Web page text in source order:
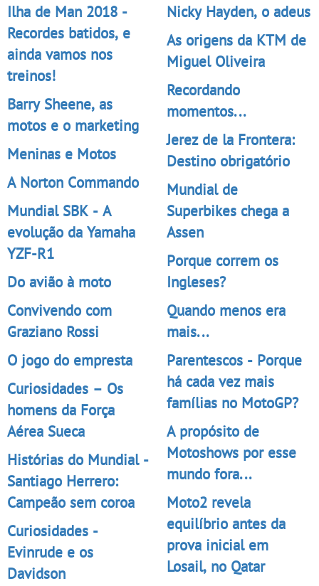
Ilha de Man 2018 -
Recordes batidos, e
ainda vamos nos
treinos!
Barry Sheene, as
motos e o marketing
Meninas e Motos
A Norton Commando
Mundial SBK - A
evolução da Yamaha
YZF-R1
Do avião à moto
Convivendo com
Graziano Rossi
O jogo do empresta
Curiosidades – Os
homens da Força
Aérea Sueca
Histórias do Mundial -
Santiago Herrero:
Campeão sem coroa
Curiosidades -
Evinrude e os
Davidson
Nicky Hayden, o adeus
As origens da KTM de
Miguel Oliveira
Recordando
momentos...
Jerez de la Frontera:
Destino obrigatório
Mundial de
Superbikes chega a
Assen
Porque correm os
Ingleses?
Quando menos era
mais...
Parentescos - Porque
há cada vez mais
famílias no MotoGP?
A propósito de
Motoshows por esse
mundo fora...
Moto2 revela
equilíbrio antes da
prova inicial em
Losail, no Qatar